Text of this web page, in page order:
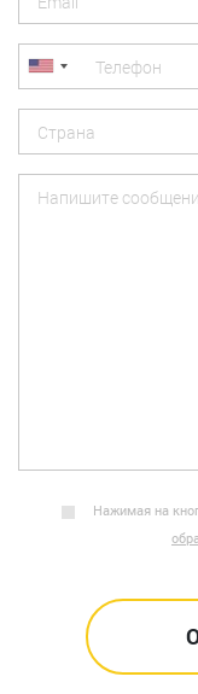
Нажимая на